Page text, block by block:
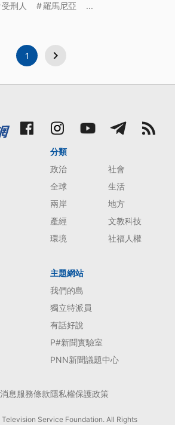
受刑人 羅馬尼亞 ...
1
分類
政治
社會
全球
生活
兩岸
地方
產經
文教科技
環境
社福人權
主題網站
我們的島
獨立特派員
有話好說
P#新聞實驗室
PNN新聞議題中心
息服務條款隱私權保護政策
Service Foundation. All Rights